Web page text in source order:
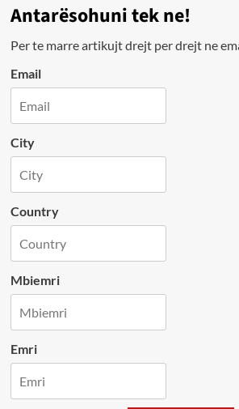
Antarësohuni tek ne!
Per te marre artikujt drejt per drejt ne
Email
City
Country
Mbiemri
Emri